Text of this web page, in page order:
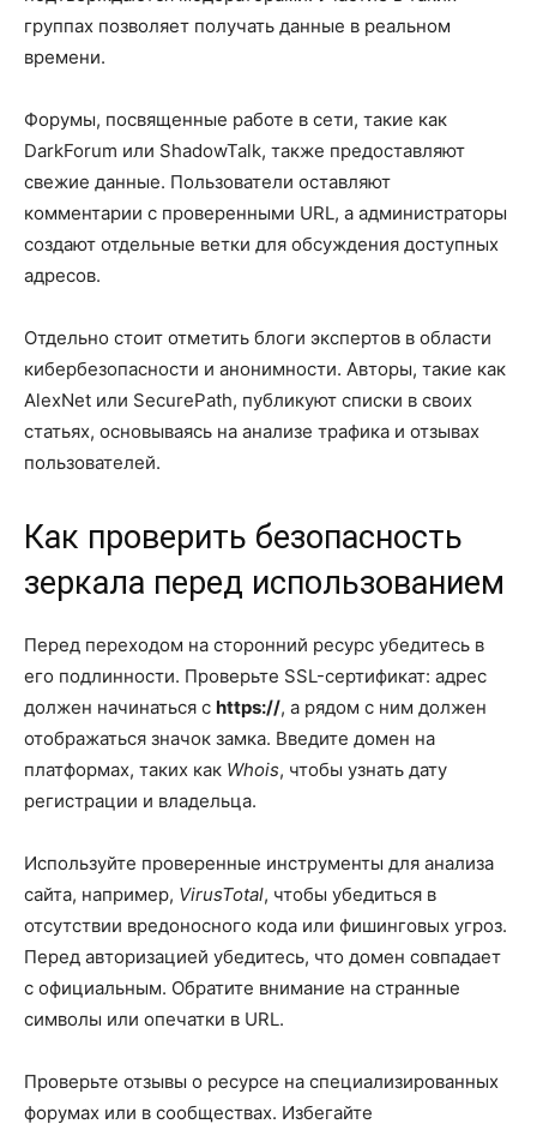
группах позволяет получать данные в реальном
времени.
Форумы, посвященные работе в сети, такие как
DarkForum или ShadowTalk, также предоставляют
свежие данные. Пользователи оставляют
комментарии с проверенными URL, а администраторы
создают отдельные ветки для обсуждения доступных
адресов.
Отдельно стоит отметить блоги экспертов в области
кибербезопасности и анонимности. Авторы, такие как
AlexNet или SecurePath, публикуют списки в своих
статьях, основываясь на анализе трафика и отзывах
пользователей.
Как проверить безопасность
зеркала перед использованием
Перед переходом на сторонний ресурс убедитесь в
его подлинности. Проверьте SSL-сертификат: адрес
должен начинаться с https://, а рядом с ним должен
отображаться значок замка. Введите домен на
платформах, таких как Whois, чтобы узнать дату
регистрации и владельца.
Используйте проверенные инструменты для анализа
сайта, например, VirusTotal, чтобы убедиться в
отсутствии вредоносного кода или фишинговых угроз.
Перед авторизацией убедитесь, что домен совпадает
с официальным. Обратите внимание на странные
символы или опечатки в URL.
Проверьте отзывы о ресурсе на специализированных
форумах или в сообществах. Избегайте